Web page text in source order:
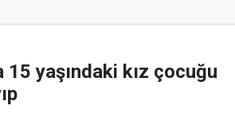
15 yaşındaki kız çocuğu